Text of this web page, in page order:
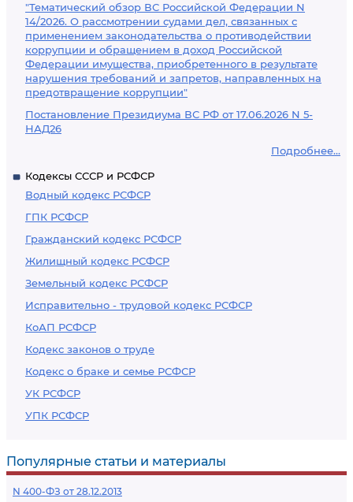
"Тематический обзор ВС Российской Федерации N
14/2026. О рассмотрении судами дел, связанных с
применением законодательства о противодействии
коррупции и обращением в доход Российской
Федерации имущества, приобретенного в результате
нарушения требований и запретов, направленных на
предотвращение коррупции"
Постановление Президиума ВС РФ от 17.06.2026 N 5-
НАД26
Подробнее...
Кодексы СССР и РСФСР
Водный кодекс РСФСР
ГПК РСФСР
Гражданский кодекс РСФСР
Жилищный кодекс РСФСР
Земельный кодекс РСФСР
Исправительно - трудовой кодекс РСФСР
КоАП РСФСР
Кодекс законов о труде
Кодекс о браке и семье РСФСР
УК РСФСР
УПК РСФСР
Популярные статьи и материалы
N 400-ФЗ от 28.12.2013